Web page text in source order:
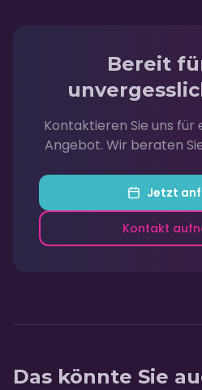
Bereit
Kontaktieren Sie uns für
Angebot. Wir beraten
Jetzt
Kontakt
Das könnte Sie